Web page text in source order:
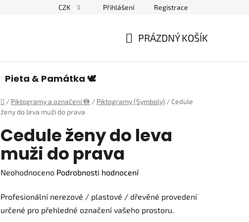
Blog o cedulích a piktogramech
CZK Přihlášení Registrace
PRÁZDNÝ KOŠÍK
Pieta & Památka 🕊️
Domů
/ Piktogramy a označení 🚻 / Piktogramy (Symboly) / Cedule
ženy do leva muži do prava
Cedule ženy do leva
muži do prava
Průměrné
produktu
je
Neohodnoceno Podrobnosti hodnocení
Profesionální nerezové / plastové / dřevěné provedení
určené pro přehledné označení vašeho prostoru.